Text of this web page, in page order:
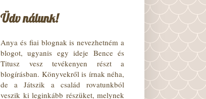
Üdv nálunk!
Anya és fiai blognak is nevezhetném a
blogot, ugyanis egy ideje Bence és
Titusz vesz tevékenyen részt a
blogírásban. Könyvekről is írnak néha,
de a Játszik a család rovatunkból
veszik ki leginkább részüket, melynek